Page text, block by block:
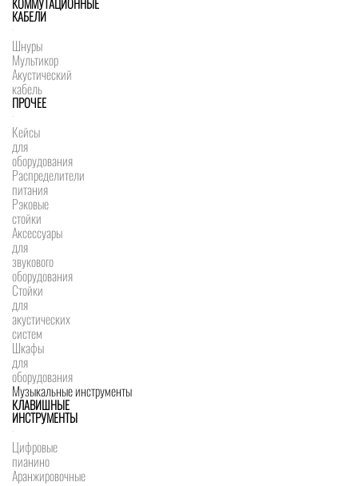
КАБЕЛИ
Шнуры
Мультикор
Акустический
кабель
ПРОЧЕЕ
Кейсы
для
оборудования
Распределители
питания
Рэковые
стойки
Аксессуары
для
звукового
оборудования
Стойки
для
акустических
систем
Шкафы
для
оборудования
Музыкальные инструменты
КЛАВИШНЫЕ
ИНСТРУМЕНТЫ
Цифровые
пианино
Аранжировочные